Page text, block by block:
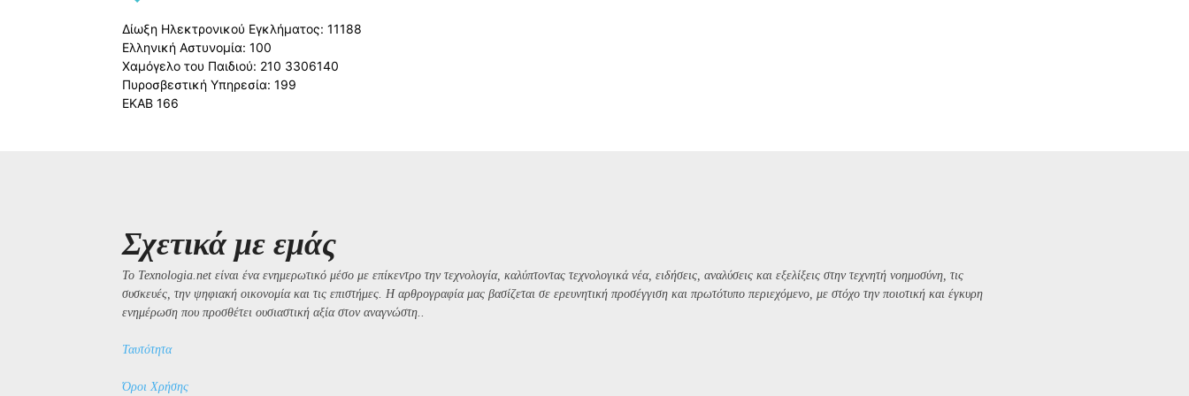
Δίωξη Ηλεκτρονικού Εγκλήματος: 11188
Ελληνική Αστυνομία: 100
Χαμόγελο του Παιδιού: 210 3306140
Πυροσβεστική Υπηρεσία: 199
ΕΚΑΒ 166
Σχετικά με εμάς
Το Texnologia.net είναι ένα ενημερωτικό μέσο με επίκεντρο την τεχνολογία, καλύπτοντας τεχνολογικά νέα, ειδήσεις, αναλύσεις και εξελίξεις στην τεχνητή νοημοσύνη, τις
συσκευές, την ψηφιακή οικονομία και τις επιστήμες. Η αρθρογραφία μας βασίζεται σε ερευνητική προσέγγιση και πρωτότυπο περιεχόμενο, με στόχο την ποιοτική και έγκυρη
ενημέρωση που προσθέτει ουσιαστική αξία στον αναγνώστη..
Ταυτότητα
Όροι Χρήσης